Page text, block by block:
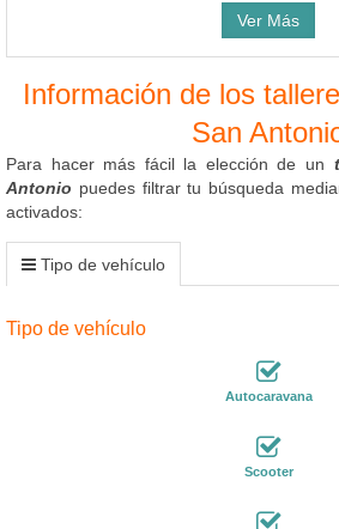
Ver Más
Información de los
San
Para hacer más fácil la elección de un
Antonio puedes filtrar tu búsqueda
activados:
Tipo de vehículo
Tipo de vehículo
Autocaravana
Scooter